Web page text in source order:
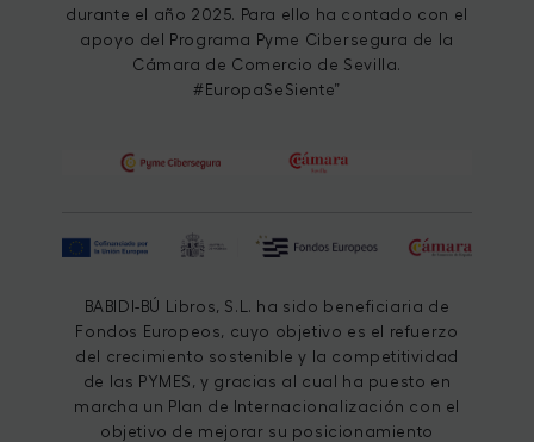
durante el año 2025. Para ello ha contado con el
apoyo del Programa Pyme Cibersegura de la
Cámara de Comercio de Sevilla.
#EuropaSeSiente”
BABIDI-BÚ Libros, S.L. ha sido beneficiaria de
Fondos Europeos, cuyo objetivo es el refuerzo
del crecimiento sostenible y la competitividad
de las PYMES, y gracias al cual ha puesto en
marcha un Plan de Internacionalización con el
objetivo de mejorar su posicionamiento